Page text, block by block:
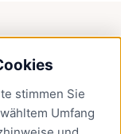
stimmen Sie
Umfang